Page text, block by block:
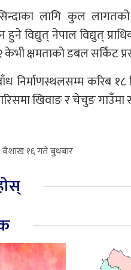
लागि कुल
विद्युत् नेपाल विद्युत्
क्षमताको डबल सर्किट
निर्माणस्थलसम्म करिब
खिवाङ र चेचुङ
वैशाख १६ गते बुधबार